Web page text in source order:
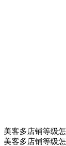
美客多店铺等级
美客多店铺等级